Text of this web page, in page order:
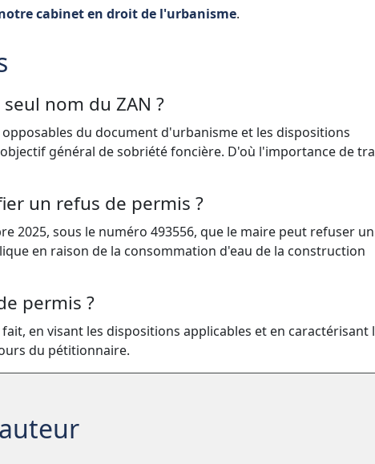
cabinet en droit de l'urbanisme.
nom du ZAN ?
du document d'urbanisme et les dispositions
général de sobriété foncière. D'où l'importance de
un refus de permis ?
2025, sous le numéro 493556, que le maire peut refuser un
en raison de la consommation d'eau de la construction
permis ?
en visant les dispositions applicables et en caractérisant
du pétitionnaire.